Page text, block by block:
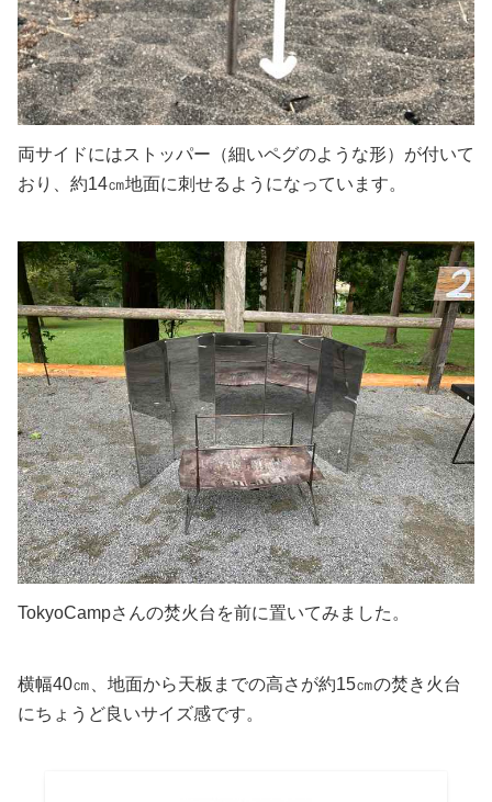
両サイドにはストッパー（細いペグのような形）が付いて
おり、約14㎝地面に刺せるようになっています。
TokyoCampさんの焚火台を前に置いてみました。
横幅40㎝、地面から天板までの高さが約15㎝の焚き火台
にちょうど良いサイズ感です。